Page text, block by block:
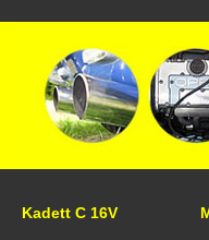
Kadett C 16V